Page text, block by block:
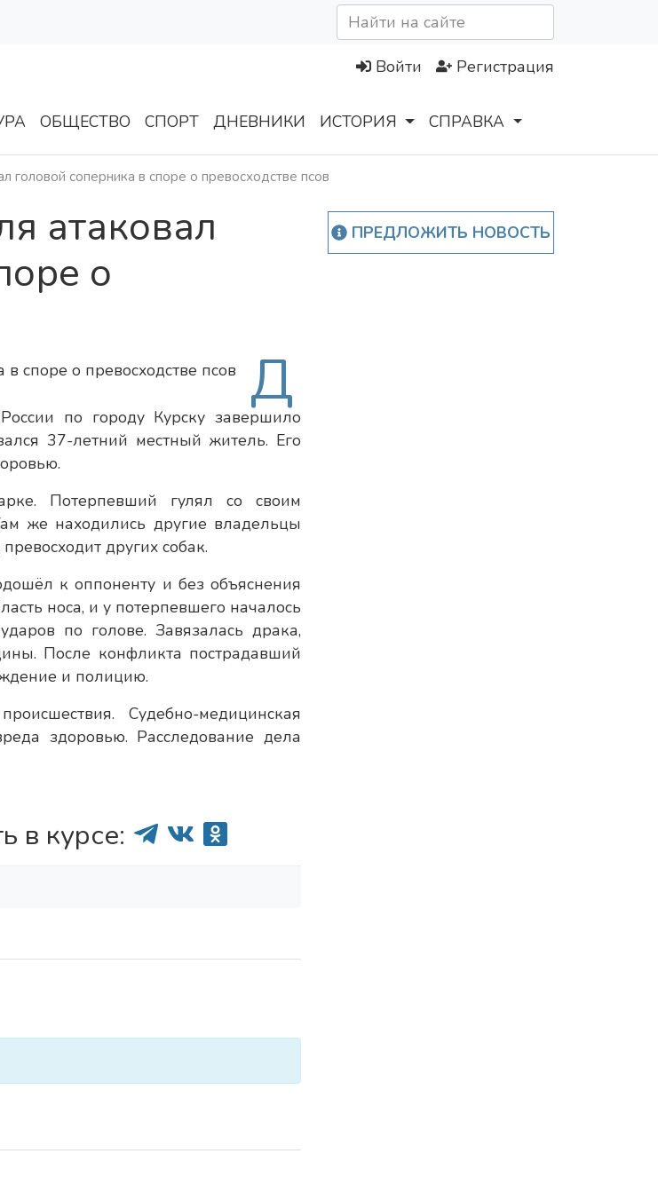
Войти Регистрация
ОБЩЕСТВО СПОРТ ДНЕВНИКИ ИСТОРИЯ СПРАВКА
головой соперника в споре о превосходстве псов
атаковал
о
Д
по городу Курску завершило
37-летний местный житель. Его
Потерпевший гулял со своим
же находились другие владельцы
других собак.
к оппоненту и без объяснения
носа, и у потерпевшего началось
по голове. Завязалась драка,
После конфликта пострадавший
и полицию.
Судебно-медицинская
здоровью. Расследование дела
в курсе:
ПРЕДЛОЖИТЬ НОВОСТЬ